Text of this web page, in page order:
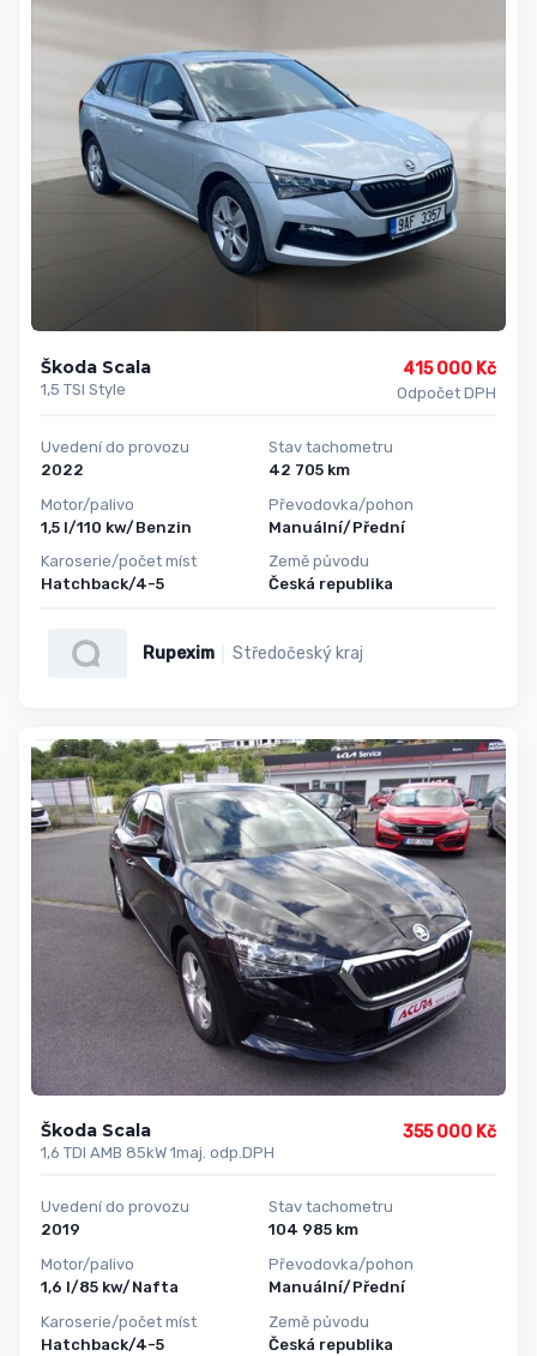
Škoda Scala
1,5 TSI Style
415 000 Kč
Odpočet DPH
Uvedení do provozu
2022
Motor/palivo
1,5 l/110 kw/Benzin
Karoserie/počet míst
Hatchback/4-5
Stav tachometru
42 705 km
Převodovka/pohon
Manuální/Přední
Země původu
Česká republika
Rupexim Středočeský kraj
Škoda Scala
1,6 TDI AMB 85kW 1maj. odp.DPH
355 000 Kč
Uvedení do provozu
2019
Motor/palivo
1,6 l/85 kw/Nafta
Karoserie/počet míst
Hatchback/4-5
Stav tachometru
104 985 km
Převodovka/pohon
Manuální/Přední
Země původu
Česká republika